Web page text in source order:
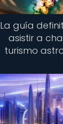
La guía
asistir a
turismo